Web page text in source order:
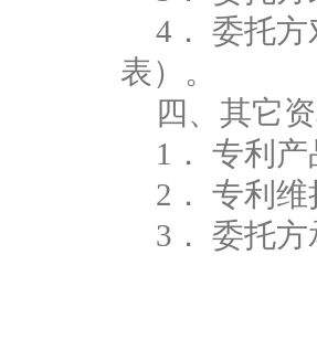
4． 委托方
表）。
四、其它
1． 专利产
2． 专利维
3． 委托方